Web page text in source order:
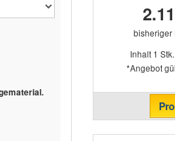
Inhalt 1
*Angebot